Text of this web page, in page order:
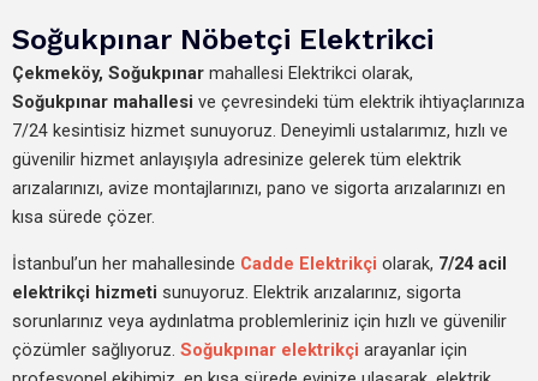
Soğukpınar Nöbetçi Elektrikci
Çekmeköy, Soğukpınar mahallesi Elektrikci olarak,
Soğukpınar mahallesi ve çevresindeki tüm elektrik ihtiyaçlarınıza
7/24 kesintisiz hizmet sunuyoruz. Deneyimli ustalarımız, hızlı ve
güvenilir hizmet anlayışıyla adresinize gelerek tüm elektrik
arızalarınızı, avize montajlarınızı, pano ve sigorta arızalarınızı en
kısa sürede çözer.
İstanbul’un her mahallesinde Cadde Elektrikçi olarak, 7/24 acil
elektrikçi hizmeti sunuyoruz. Elektrik arızalarınız, sigorta
sorunlarınız veya aydınlatma problemleriniz için hızlı ve güvenilir
çözümler sağlıyoruz. Soğukpınar elektrikçi arayanlar için